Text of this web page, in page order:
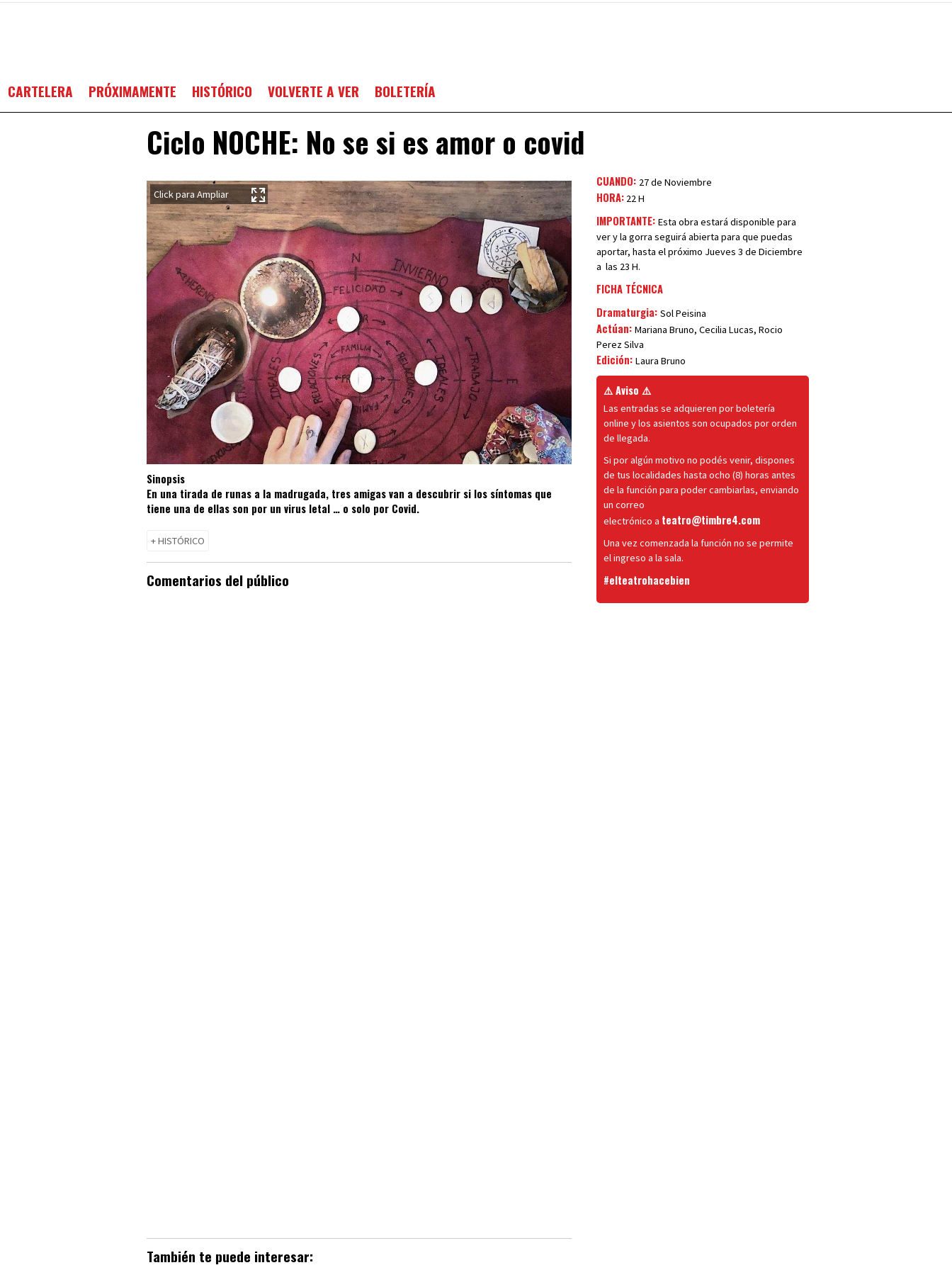
CARTELERA PRÓXIMAMENTE HISTÓRICO VOLVERTE A VER BOLETERÍA
Ciclo NOCHE: No se si es amor o covid
Sinopsis
En una tirada de runas a la madrugada, tres amigas van a descubrir si los síntomas que
tiene una de ellas son por un virus letal … o solo por Covid.
+ HISTÓRICO
CUANDO: 27 de Noviembre
HORA: 22 H
IMPORTANTE: Esta obra estará disponible para
ver y la gorra seguirá abierta para que puedas
aportar, hasta el próximo Jueves 3 de Diciembre
a las 23 H.
FICHA TÉCNICA
Dramaturgia: Sol Peisina
Actúan: Mariana Bruno, Cecilia Lucas, Rocio
Perez Silva
Edición: Laura Bruno
⚠️ Aviso ⚠️
Las entradas se adquieren por boletería
online y los asientos son ocupados por orden
de llegada.
Si por algún motivo no podés venir, dispones
de tus localidades hasta ocho (8) horas antes
de la función para poder cambiarlas, enviando
un correo
electrónico a teatro@timbre4.com
Una vez comenzada la función no se permite
el ingreso a la sala.
#elteatrohacebien
Comentarios del público
También te puede interesar: